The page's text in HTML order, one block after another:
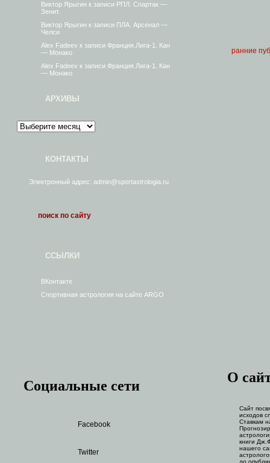
Виктор Ярыгин к записи РПЛ. Спартак —
Зенит.
Виктор Ярыгин к записи ПЛА. Арсенал —
Челси
Alex Fadeev к записи Франция.Лига-1. Кан
— Монако
Alex Fadeev к записи Франция.Лига-1. Кан
— Монако
АРХИВЫ
КОНТАКТЫ
Электронный адрес: admin@sportastrologia.ru
ССЫЛКИ
ВКонтакте
Спортивная астрология на сайте ARGO
ранние
Социальные сети
Facebook
Twitter
О
Сайт
исходов
Ставкам
книги
нашего
до